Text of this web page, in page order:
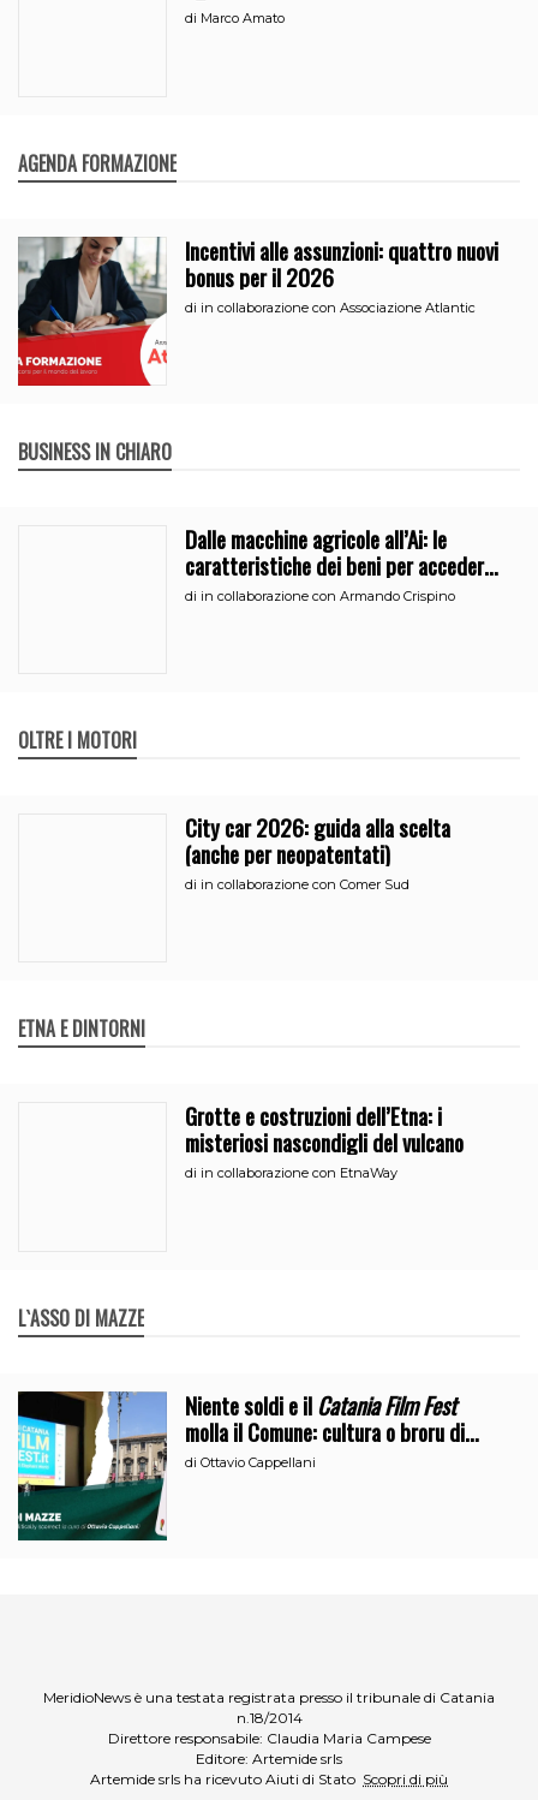
di Marco Amato
AGENDA FORMAZIONE
Incentivi alle assunzioni: quattro nuovi
bonus per il 2026
di in collaborazione con Associazione Atlantic
BUSINESS IN CHIARO
Dalle macchine agricole all’Ai: le
caratteristiche dei beni per accedere
all’iperammortamento
di in collaborazione con Armando Crispino
OLTRE I MOTORI
City car 2026: guida alla scelta
(anche per neopatentati)
di in collaborazione con Comer Sud
ETNA E DINTORNI
Grotte e costruzioni dell’Etna: i
misteriosi nascondigli del vulcano
di in collaborazione con EtnaWay
L`ASSO DI MAZZE
Niente soldi e ilCatania Film Fest
molla il Comune: cultura o broru di
ciciri?
diOttavio Cappellani
MeridioNews è una testata registrata presso il tribunale di Catania
n.18/2014
Direttore responsabile: Claudia Maria Campese
Editore: Artemide srls
Artemide srls ha ricevuto Aiuti di Stato Scopri di più